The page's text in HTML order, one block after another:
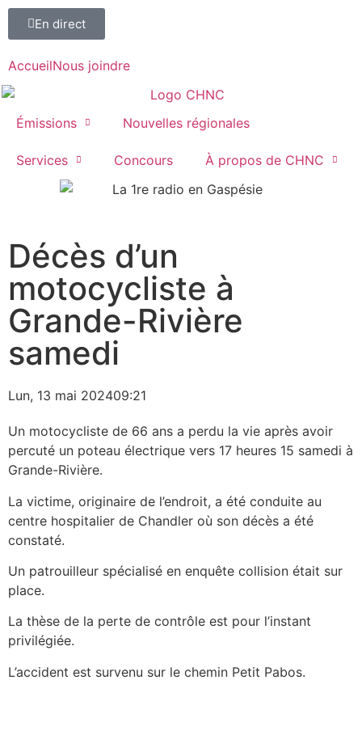
En direct
AccueilNous joindre
Émissions Nouvelles régionales
Services Concours À propos de CHNC
Décès d’un
motocycliste à
Grande-Rivière
samedi
Lun, 13 mai 202409:21
Un motocycliste de 66 ans a perdu la vie après avoir
percuté un poteau électrique vers 17 heures 15 samedi à
Grande-Rivière.
La victime, originaire de l’endroit, a été conduite au
centre hospitalier de Chandler où son décès a été
constaté.
Un patrouilleur spécialisé en enquête collision était sur
place.
La thèse de la perte de contrôle est pour l’instant
privilégiée.
L’accident est survenu sur le chemin Petit Pabos.